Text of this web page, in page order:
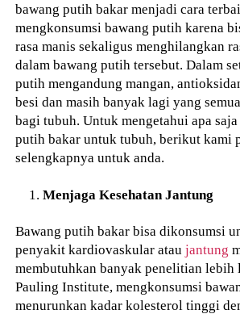
bawang putih bakar menjadi cara
mengkonsumsi bawang putih karena
rasa manis sekaligus menghilangkan
dalam bawang putih tersebut. Dalam
putih mengandung mangan,
besi dan masih banyak lagi yang
bagi tubuh. Untuk mengetahui apa
putih bakar untuk tubuh, berikut kami
selengkapnya untuk anda.
Menjaga Kesehatan Jantung
Bawang putih bakar bisa dikonsumsi
penyakit kardiovaskular ataujantung
membutuhkan banyak penelitian
Pauling Institute, mengkonsumsi
menurunkan kadar kolesterol tinggi